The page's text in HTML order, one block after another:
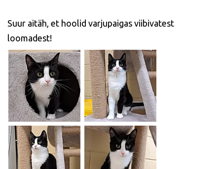
Suur aitäh, et hoolid varjupaigas viibivatest
loomadest!